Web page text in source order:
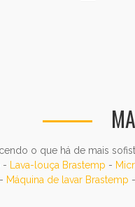
o que há de mais
- Lava-louça Brastemp -
- Máquina de lavar Brastemp -